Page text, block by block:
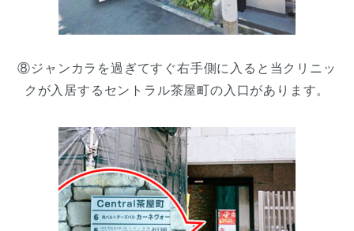
⑧ジャンカラを過ぎてすぐ右手側に入ると当クリニッ
クが入居するセントラル茶屋町の入口があります。